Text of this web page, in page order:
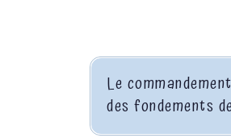
Le
des fondements